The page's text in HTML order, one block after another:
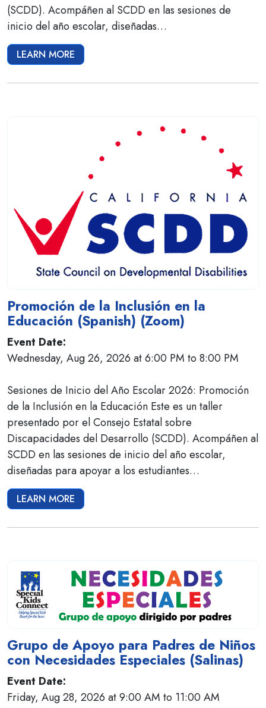
(SCDD). Acompáñen al SCDD en las sesiones de
inicio del año escolar, diseñadas…
LEARN MORE
Promoción de la Inclusión en la
Educación (Spanish) (Zoom)
Event Date:
Wednesday, Aug 26, 2026 at 6:00 PM to 8:00 PM
Sesiones de Inicio del Año Escolar 2026: Promoción
de la Inclusión en la Educación Este es un taller
presentado por el Consejo Estatal sobre
Discapacidades del Desarrollo (SCDD). Acompáñen al
SCDD en las sesiones de inicio del año escolar,
diseñadas para apoyar a los estudiantes…
LEARN MORE
Grupo de Apoyo para Padres de Niños
con Necesidades Especiales (Salinas)
Event Date:
Friday, Aug 28, 2026 at 9:00 AM to 11:00 AM